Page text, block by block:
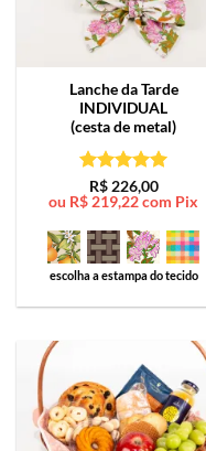
Lanche da Tarde
INDIVIDUAL
(cesta de metal)
Avaliação5
de 5
R$226,00
ou R$ 219,22com Pix
escolha a estampa do tecido